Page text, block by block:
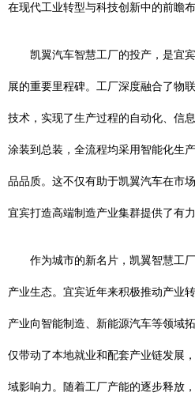
在现代工业转型与科技创新中的前瞻布
凯翼汽车智慧工厂的投产，是宜
展的重要里程碑。工厂深度融合了物
技术，实现了生产过程的自动化、信
涂装到总装，全流程均采用智能化生
品品质。这不仅有助于凯翼汽车在市
宜宾打造高端制造产业集群提供了有力
作为城市的新名片，凯翼智慧工
产业生态。宜宾近年来积极推动产业
产业向智能制造、新能源汽车等领域
仅带动了本地就业和配套产业链发展
域影响力。随着工厂产能的逐步释放